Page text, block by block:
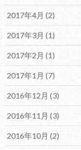
2017年4月 (2)
2017年3月 (1)
2017年2月 (1)
2017年1月 (7)
2016年12月 (3)
2016年11月 (3)
2016年10月 (2)